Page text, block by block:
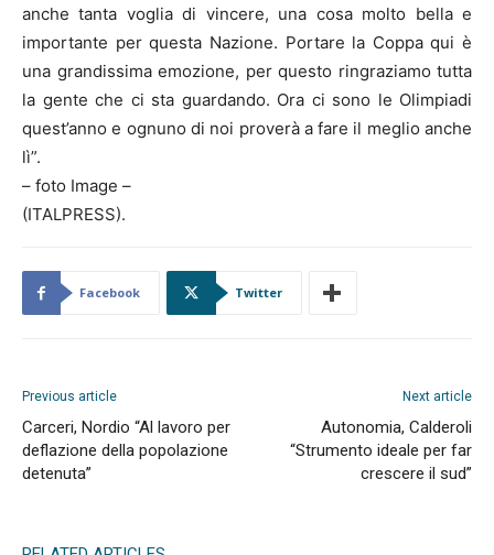
anche tanta voglia di vincere, una cosa molto bella e
importante per questa Nazione. Portare la Coppa qui è
una grandissima emozione, per questo ringraziamo tutta
la gente che ci sta guardando. Ora ci sono le Olimpiadi
quest’anno e ognuno di noi proverà a fare il meglio anche
lì”.
– foto Image –
(ITALPRESS).
Facebook Twitter
Previous article
Carceri, Nordio “Al lavoro per
deflazione della popolazione
detenuta”
Next article
Autonomia, Calderoli
“Strumento ideale per far
crescere il sud”